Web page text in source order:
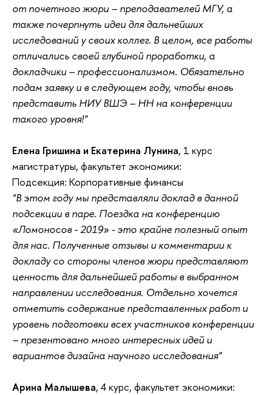
от почетного жюри – преподавателей МГУ, а
также почерпнуть идеи для дальнейших
исследований у своих коллег. В целом, все работы
отличались своей глубиной проработки, а
докладчики – профессионализмом. Обязательно
подам заявку и в следующем году, чтобы вновь
представить НИУ ВШЭ – НН на конференции
такого уровня!"
Елена Гришина и Екатерина Лунина, 1 курс
магистратуры, факультет экономики:
Подсекция: Корпоративные финансы
"В этом году мы представляли доклад в данной
подсекции в паре. Поездка на конференцию
«Ломоносов - 2019» - это крайне полезный опыт
для нас. Полученные отзывы и комментарии к
докладу со стороны членов жюри представляют
ценность для дальнейшей работы в выбранном
направлении исследования. Отдельно хочется
отметить содержание представленных работ и
уровень подготовки всех участников конференции
– презентовано много интересных идей и
вариантов дизайна научного исследования"
Арина Малышева, 4 курс, факультет экономики: